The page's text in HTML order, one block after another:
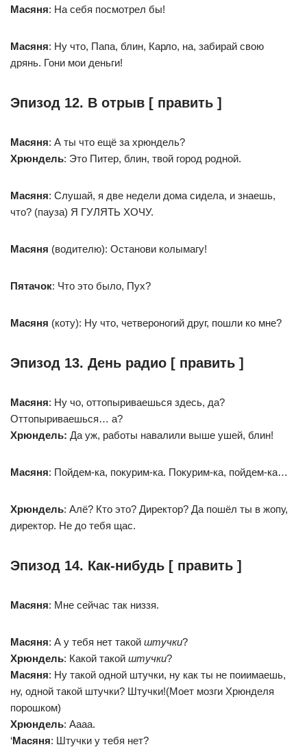
Масяня: На себя посмотрел бы!
Масяня: Ну что, Папа, блин, Карло, на, забирай свою
дрянь. Гони мои деньги!
Эпизод 12. В отрыв [ править ]
Масяня: А ты что ещё за хрюндель?
Хрюндель: Это Питер, блин, твой город родной.
Масяня: Слушай, я две недели дома сидела, и знаешь,
что? (пауза) Я ГУЛЯТЬ ХОЧУ.
Масяня (водителю): Останови колымагу!
Пятачок: Что это было, Пух?
Масяня (коту): Ну что, четвероногий друг, пошли ко мне?
Эпизод 13. День радио [ править ]
Масяня: Ну чо, оттопыриваешься здесь, да?
Оттопыриваешься… а?
Хрюндель: Да уж, работы навалили выше ушей, блин!
Масяня: Пойдем-ка, покурим-ка. Покурим-ка, пойдем-ка…
Хрюндель: Алё? Кто это? Директор? Да пошёл ты в жопу,
директор. Не до тебя щас.
Эпизод 14. Как-нибудь [ править ]
Масяня: Мне сейчас так низзя.
Масяня: А у тебя нет такой штучки?
Хрюндель: Какой такой штучки?
Масяня: Ну такой одной штучки, ну как ты не поиимаешь,
ну, одной такой штучки? Штучки!(Моет мозги Хрюнделя
порошком)
Хрюндель: Аааа.
‘Масяня: Штучки у тебя нет?